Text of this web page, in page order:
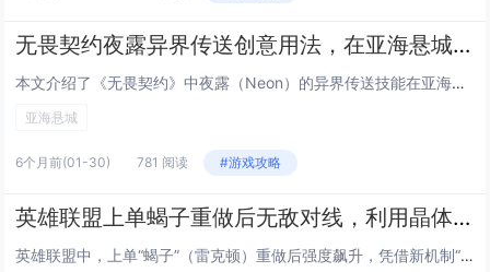
无畏契约夜露异界传送创意用法，在亚海悬城A点实现跨地图突袭的落点
本文介绍了《无畏契约》中夜露（Neon）的异界传送技能在亚海悬城（Ascent）A点的一种高创意战术用法：通过精准卡点与地形利用，夜露可在A点斜坡或掩体边缘释放传送门，配合队友协同或自身快速位移，实现看似“跨地图”的极限突袭效果——实际是利...
亚海悬城
6个月前(01-30) 781 阅读 #游戏攻略
英雄联盟上单蝎子重做后无敌对线，利用晶体毒素叠加机制三级单杀技巧
英雄联盟中，上单“蝎子”（雷克顿）重做后强度飙升，凭借新机制“晶体毒素”的叠加效果实现强势对线，该技能可对敌人持续施加多层易伤效果，配合被动与Q技能的爆发联动，在三级时即可完成高伤害单杀，其核心在于精准控线、利用小兵快速叠满毒素层数，并在敌...